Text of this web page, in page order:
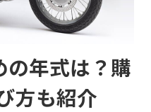
年式は？購
方も紹介